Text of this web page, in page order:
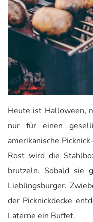
Heute ist Halloween,
nur für einen
amerikanische
Rost wird die
brutzeln. Sobald sie
Lieblingsburger.
der Picknickdecke
Laterne ein Buffet.